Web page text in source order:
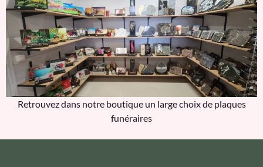
Retrouvez dans notre boutique un large choix de plaques
funéraires